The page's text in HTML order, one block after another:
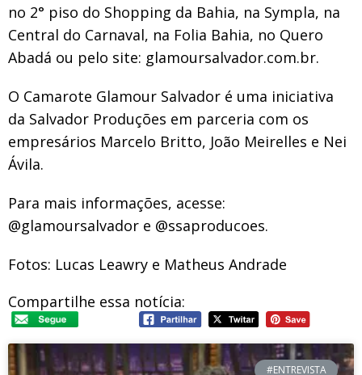
no 2° piso do Shopping da Bahia, na Sympla, na
Central do Carnaval, na Folia Bahia, no Quero
Abadá ou pelo site: glamoursalvador.com.br.
O Camarote Glamour Salvador é uma iniciativa
da Salvador Produções em parceria com os
empresários Marcelo Britto, João Meirelles e Nei
Ávila.
Para mais informações, acesse:
@glamoursalvador e @ssaproducoes.
Fotos: Lucas Leawry e Matheus Andrade
Compartilhe essa notícia:
#ENTREVISTA